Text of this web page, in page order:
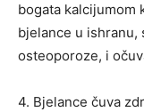
bogata kalcijumom
bjelance u ishranu,
osteoporoze, i
4. Bjelance čuva